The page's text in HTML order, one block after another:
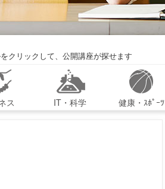
クリックして、公開講座が探せます
ス IT・科学 健康・ｽﾎﾟｰﾂ